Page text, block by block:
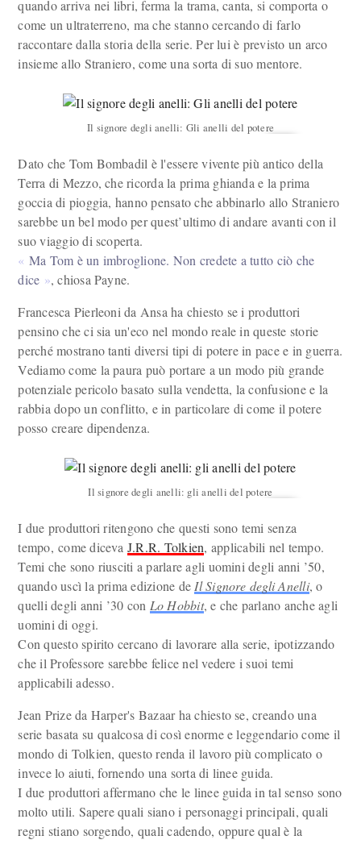
quando arriva nei libri, ferma la trama, canta, si comporta o
come un ultraterreno, ma che stanno cercando di farlo
raccontare dalla storia della serie. Per lui è previsto un arco
insieme allo Straniero, come una sorta di suo mentore.
Il signore degli anelli: Gli anelli del potere
Dato che Tom Bombadil è l'essere vivente più antico della
Terra di Mezzo, che ricorda la prima ghianda e la prima
goccia di pioggia, hanno pensato che abbinarlo allo Straniero
sarebbe un bel modo per quest’ultimo di andare avanti con il
suo viaggio di scoperta.
Ma Tom è un imbroglione. Non credete a tutto ciò che
dice
, chiosa Payne.
Francesca Pierleoni da Ansa ha chiesto se i produttori
pensino che ci sia un'eco nel mondo reale in queste storie
perché mostrano tanti diversi tipi di potere in pace e in guerra.
Vediamo come la paura può portare a un modo più grande
potenziale pericolo basato sulla vendetta, la confusione e la
rabbia dopo un conflitto, e in particolare di come il potere
posso creare dipendenza.
Il signore degli anelli: gli anelli del potere
I due produttori ritengono che questi sono temi senza
tempo, come diceva J.R.R. Tolkien, applicabili nel tempo.
Temi che sono riusciti a parlare agli uomini degli anni ’50,
quando uscì la prima edizione de Il Signore degli Anelli, o
quelli degli anni ’30 con Lo Hobbit, e che parlano anche agli
uomini di oggi.
Con questo spirito cercano di lavorare alla serie, ipotizzando
che il Professore sarebbe felice nel vedere i suoi temi
applicabili adesso.
Jean Prize da Harper's Bazaar ha chiesto se, creando una
serie basata su qualcosa di così enorme e leggendario come il
mondo di Tolkien, questo renda il lavoro più complicato o
invece lo aiuti, fornendo una sorta di linee guida.
I due produttori affermano che le linee guida in tal senso sono
molto utili. Sapere quali siano i personaggi principali, quali
regni stiano sorgendo, quali cadendo, oppure qual è la